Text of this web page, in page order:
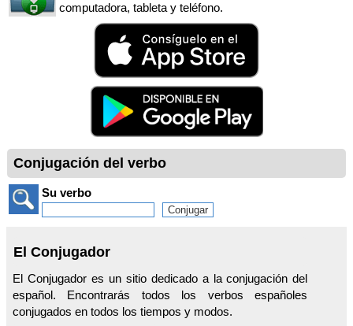
computadora, tableta y teléfono.
Conjugación del verbo
Su verbo
El Conjugador
El Conjugador es un sitio dedicado a la conjugación del
español. Encontrarás todos los verbos españoles
conjugados en todos los tiempos y modos.